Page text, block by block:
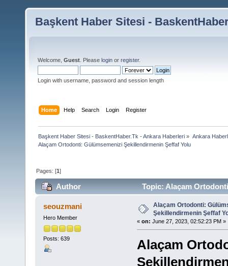
Başkent Haber Sitesi -
Welcome, Guest . Please login or register.
Login with username, password and session length
Home Help Search Login Register
Başkent Haber Sitesi - BaskentHaber.Tk - Ankara Haberleri » Ankara
Alaçam Ortodonti: Gülümsemenizi Şekillendirmenin Şeffaf Yolu
Pages: [1]
Author Topic: Alaçam
seouzmani
Hero Member
Posts: 639
Alaçam Ortodonti:
Şekillendirmenin Şeffaf
« on: June 27, 2023, 02:52:23 PM »
Alaçam